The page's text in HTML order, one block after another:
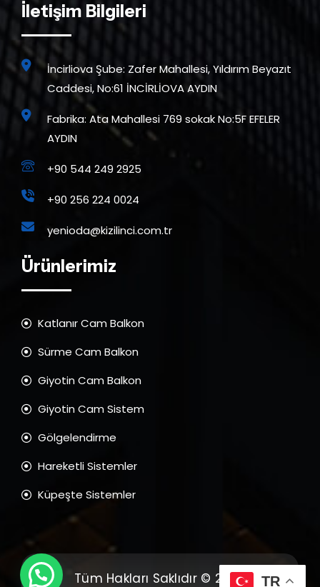
İletişim Bilgileri
İncirliova Şube: Zafer Mahallesi, Yıldırım Beyazıt
Caddesi, No:61 İNCİRLİOVA AYDIN
Fabrika: Ata Mahallesi 769 sokak No:5F EFELER
AYDIN
+90 544 249 2925
+90 256 224 0024
yenioda@kizilinci.com.tr
Ürünlerimiz
Katlanır Cam Balkon
Sürme Cam Balkon
Giyotin Cam Balkon
Giyotin Cam Sistem
Gölgelendirme
Hareketli Sistemler
Küpeşte Sistemler
Tüm Hakları Saklıdır © 2026 TR